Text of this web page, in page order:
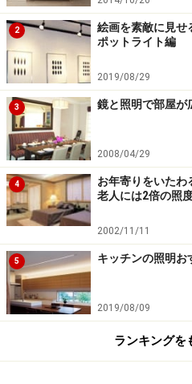
2
絵画を素敵に見せ
ポットライト編
2019/08/29
3 鏡と照明で部屋が
2008/04/29
4
お年寄りをいた
老人には2倍の照
2002/11/11
5 キッチンの照明お
2019/08/09
ランキングを